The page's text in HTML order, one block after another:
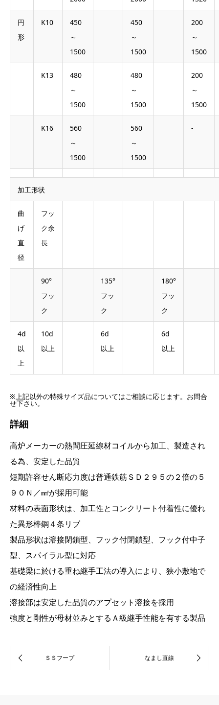
円
形
K10
450
～
1500
450
～
1500
200
～
1500
K13
480
～
1500
480
～
1500
200
～
1500
K16
560
～
1500
560
～
1500
-
加工形状
曲
げ
直
径
フッ
ク余
長
90°
フッ
ク
135°
フッ
ク
180°
フッ
ク
4d
以
上
10d
以上
6d
以上
6d
以上
※上記以外の特殊サイズ品についてはご相談に応じます。お問合
せ下さい。
詳細
高炉メーカーの熱間圧延線材コイルから加工、製造され
る為、安定した品質
短期許容せん断応力度は普通鉄筋ＳＤ２９５の２倍の５
９０Ｎ／㎟が採用可能
材料の表面形状は、加工性とコンクリート付着性に優れ
た異形棒鋼４条リブ
製品形状は溶接閉鎖型、フック付閉鎖型、フック付中子
型、スパイラル型に対応
基礎梁に於ける重ね継手工法の導入により、狭小敷地で
の経済性向上
溶接部は安定した品質のアプセット溶接を採用
強度と剛性が母材並みとするＡ級継手性能を有する製品
ＳＳフープ なまし直線